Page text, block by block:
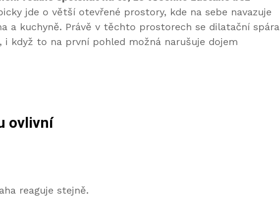
jde o větší otevřené prostory, kde na sebe navazuje
a kuchyně. Právě v těchto prostorech se dilatační spára
i když to na první pohled možná narušuje dojem
ovlivní
reaguje stejně.